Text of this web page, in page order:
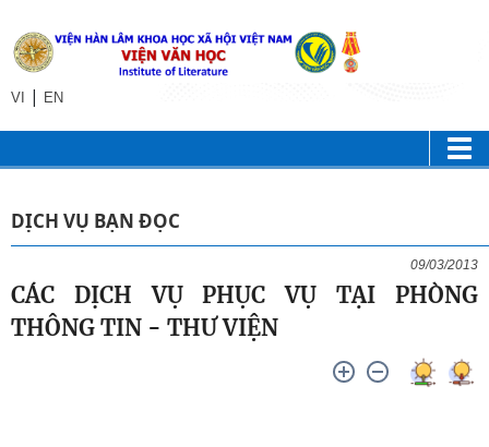
VI | EN
DỊCH VỤ BẠN ĐỌC
09/03/2013
CÁC DỊCH VỤ PHỤC VỤ TẠI PHÒNG
THÔNG TIN - THƯ VIỆN